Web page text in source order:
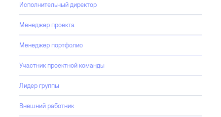
Исполнительный директор
Менеджер проекта
Менеджер портфолио
Участник проектной команды
Лидер группы
Внешний работник